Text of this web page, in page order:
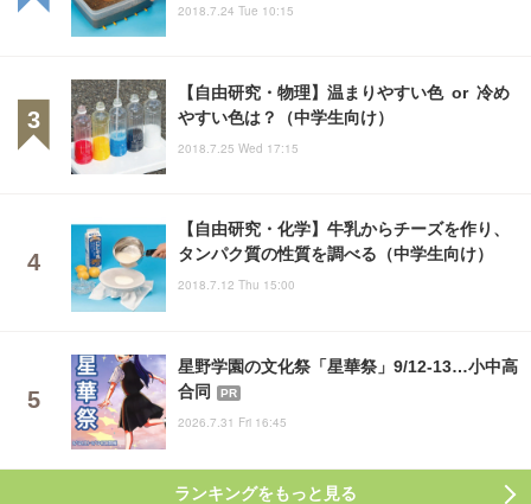
2018.7.24 Tue 10:15
【自由研究・物理】温まりやすい色 or 冷め
やすい色は？（中学生向け）
2018.7.25 Wed 17:15
【自由研究・化学】牛乳からチーズを作り、
タンパク質の性質を調べる（中学生向け）
2018.7.12 Thu 15:00
星野学園の文化祭「星華祭」9/12-13…小中高
合同
PR
2026.7.31 Fri 16:45
ランキングをもっと見る